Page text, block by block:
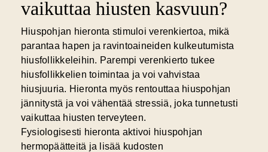
vaikuttaa hiusten kasvuun?
Hiuspohjan hieronta stimuloi verenkiertoa, mikä
parantaa hapen ja ravintoaineiden kulkeutumista
hiusfollikkeleihin. Parempi verenkierto tukee
hiusfollikkelien toimintaa ja voi vahvistaa
hiusjuuria. Hieronta myös rentouttaa hiuspohjan
jännitystä ja voi vähentää stressiä, joka tunnetusti
vaikuttaa hiusten terveyteen.
Fysiologisesti hieronta aktivoi hiuspohjan
hermopäätteitä ja lisää kudosten